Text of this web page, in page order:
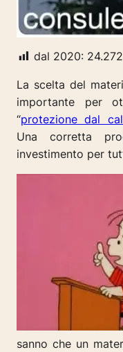
dal 2020: 24.272
La scelta del
importante per
“protezione dal
Una corretta
investimento per
sanno che un